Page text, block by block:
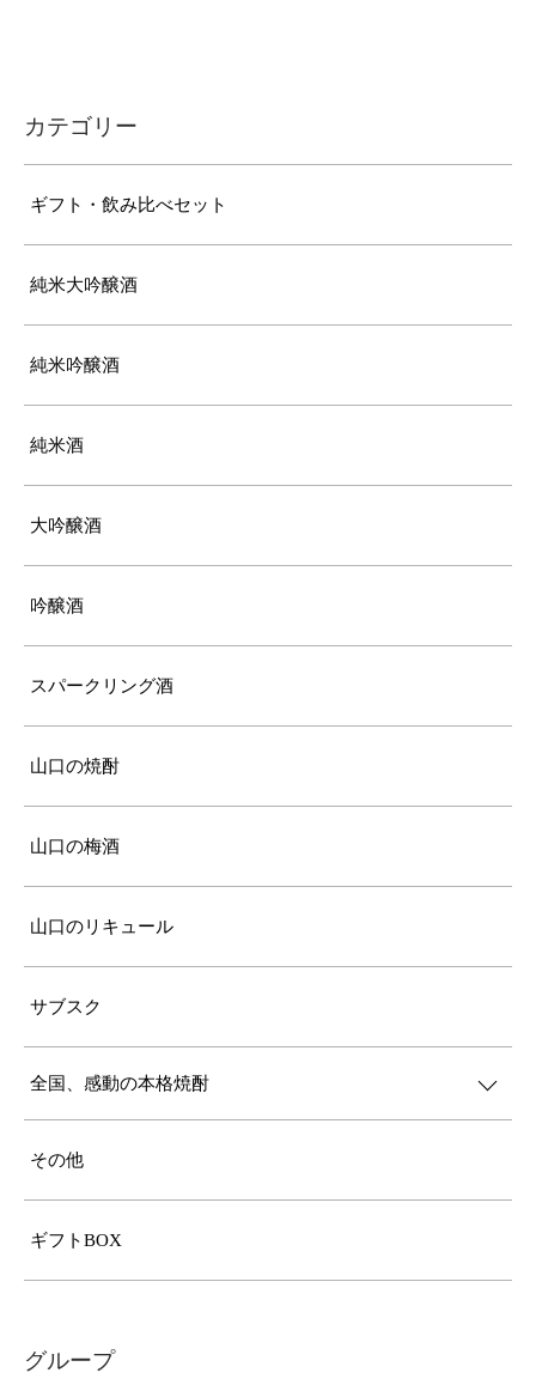
カテゴリー
ギフト・飲み比べセット
純米大吟醸酒
純米吟醸酒
純米酒
大吟醸酒
吟醸酒
スパークリング酒
山口の焼酎
山口の梅酒
山口のリキュール
サブスク
全国、感動の本格焼酎
その他
ギフトBOX
グループ